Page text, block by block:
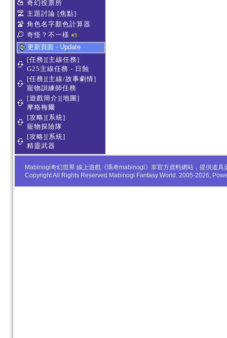
奇幻投票所
主題討論 [焦點]
角色名字顏色計算器
奇怪？不一樣 #5
更新頁面 - Update
[任務][主線任務]
G25主線任務 - 日蝕
[任務][主線/故事劇情]
寵物訓練師任務
[遊戲簡介][地圖]
摩格梅爾
[攻略][系統]
寵物探險隊
[攻略][系統]
精靈武器
Mabinogi奇幻世界 線上遊戲《瑪奇mabinogi》非官方資料網站，提供道
Copyright All Rights Reserved Mabinogi Fantasy World. 2005-2026,